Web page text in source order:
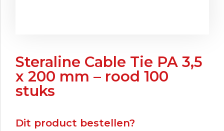
Steraline Cable Tie PA 3,5
x 200 mm – rood 100
stuks
Dit product bestellen?